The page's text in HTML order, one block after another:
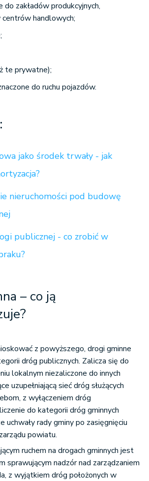
zakładów produkcyjnych,
handlowych;
te prywatne);
do ruchu pojazdów.
jako środek trwały - jak
nieruchomości pod budowę
publicznej - co zrobić w
– co ją
z powyższego, drogi gminne
dróg publicznych. Zalicza się do
lokalnym niezaliczone do innych
uzupełniającą sieć dróg służących
z wyłączeniem dróg
do kategorii dróg gminnych
uchwały rady gminy po zasięgnięciu
powiatu.
ruchem na drogach gminnych jest
sprawującym nadzór nad zarządzaniem
z wyjątkiem dróg położonych w